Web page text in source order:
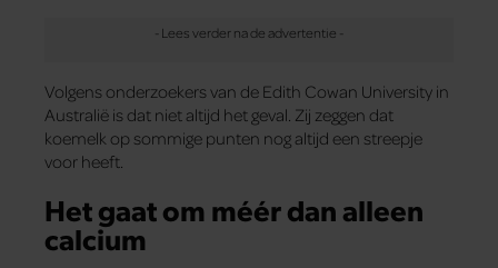
Volgens onderzoekers van de Edith Cowan University in
Australië is dat niet altijd het geval. Zij zeggen dat
koemelk op sommige punten nog altijd een streepje
voor heeft.
Het gaat om méér dan alleen
calcium